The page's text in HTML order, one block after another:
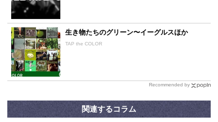
生き物たちのグリーン〜イーグルスほか
TAP the COLOR
Recommended by
関連するコラム